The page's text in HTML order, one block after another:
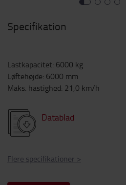
Specifikation
Lastkapacitet: 6000 kg
Løftehøjde: 6000 mm
Maks. hastighed: 21,0 km/h
Datablad
Flere specifikationer >